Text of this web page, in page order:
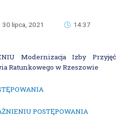
30 lipca, 2021 14:37
Modernizacja Izby Przyjęć
Ratunkowego w Rzeszowie
POSTĘPOWANIA